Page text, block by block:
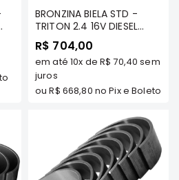
BRONZINA BIELA STD -
TRITON 2.4 16V DIESEL
2016/... (4N15)/ PAJERO
SPORT 2.4 DIESEL 2.4 16V
2016/.. - MAHLE -
BB911/STD
R$ 704,00
em até 10x de R$ 70,40 sem
juros
ouR$ 668,80 no Pix e Boleto